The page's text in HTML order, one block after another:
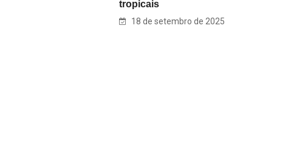
tropicais
18 de setembro de 2025